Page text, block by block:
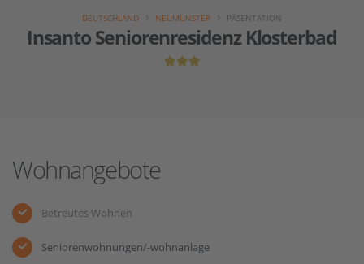
Insanto Seniorenresidenz Klosterbad
DEUTSCHLAND NEUMÜNSTER PÄSENTATION
Wohnangebote
Betreutes Wohnen
Seniorenwohnungen/-wohnanlage